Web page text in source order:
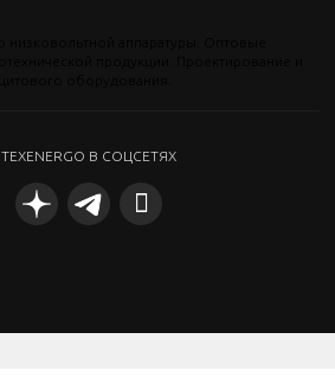
TEXENERGO В СОЦСЕТЯХ